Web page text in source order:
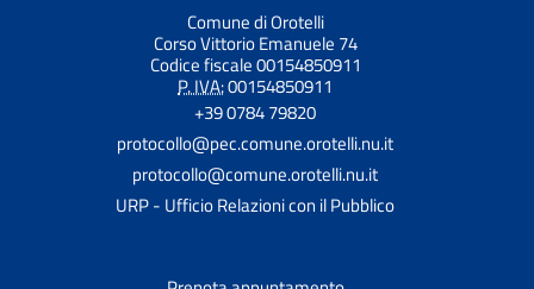
Comune di Orotelli
Corso Vittorio Emanuele 74
Codice fiscale 00154850911
P. IVA:00154850911
+39 0784 79820
protocollo@pec.comune.orotelli.nu.it
protocollo@comune.orotelli.nu.it
URP - Ufficio Relazioni con il Pubblico